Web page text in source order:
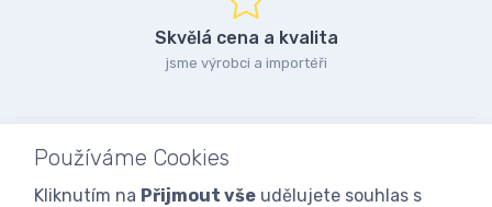
Skvělá cena a kvalita
jsme výrobci a importéři
Používáme Cookies
Kliknutím na Přijmout vše udělujete souhlas s